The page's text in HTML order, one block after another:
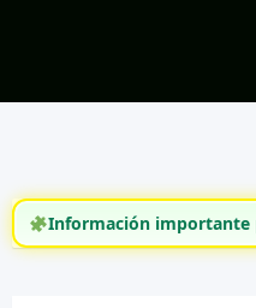
Información importante